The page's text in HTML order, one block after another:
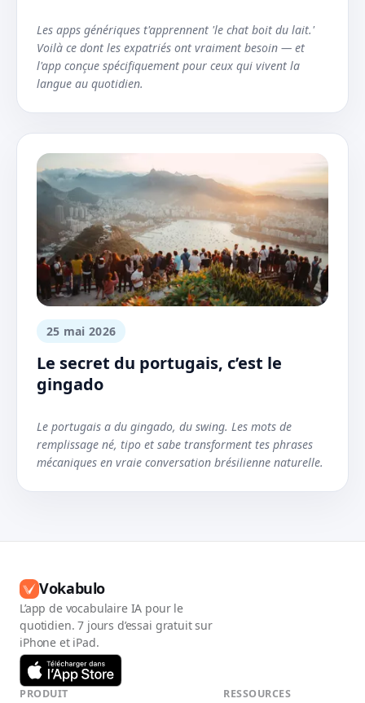
Les apps génériques t'apprennent 'le chat boit du lait.'
Voilà ce dont les expatriés ont vraiment besoin — et
l'app conçue spécifiquement pour ceux qui vivent la
langue au quotidien.
25 mai 2026
Le secret du portugais, c’est le
gingado
Le portugais a du gingado, du swing. Les mots de
remplissage né, tipo et sabe transforment tes phrases
mécaniques en vraie conversation brésilienne naturelle.
Vokabulo
L’app de vocabulaire IA pour le
quotidien. 7 jours d’essai gratuit sur
iPhone et iPad.
PRODUIT RESSOURCES